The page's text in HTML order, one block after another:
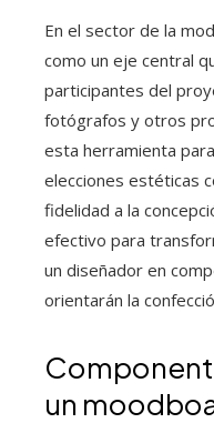
En el sector de la
como un eje central
participantes del
fotógrafos y otros
esta herramienta
elecciones estéticas
fidelidad a la
efectivo para
un diseñador en
orientarán la
un